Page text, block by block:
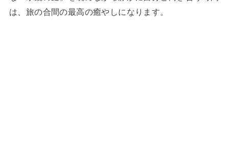
は、旅の合間の最高の癒やしになります。